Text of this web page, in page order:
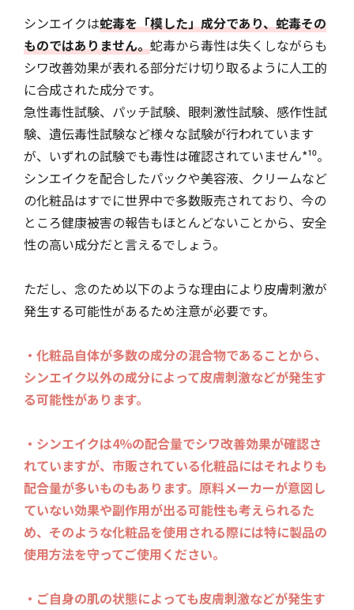
シンエイクは蛇毒を「模した」成分であり、蛇毒その
ものではありません。蛇毒から毒性は失くしながらも
シワ改善効果が表れる部分だけ切り取るように人工的
に合成された成分です。
急性毒性試験、パッチ試験、眼刺激性試験、感作性試
験、遺伝毒性試験など様々な試験が行われています
が、いずれの試験でも毒性は確認されていません*¹⁰。
シンエイクを配合したパックや美容液、クリームなど
の化粧品はすでに世界中で多数販売されており、今の
ところ健康被害の報告もほとんどないことから、安全
性の高い成分だと言えるでしょう。
ただし、念のため以下のような理由により皮膚刺激が
発生する可能性があるため注意が必要です。
・化粧品自体が多数の成分の混合物であることから、
シンエイク以外の成分によって皮膚刺激などが発生す
る可能性があります。
・シンエイクは4％の配合量でシワ改善効果が確認さ
れていますが、市販されている化粧品にはそれよりも
配合量が多いものもあります。原料メーカーが意図し
ていない効果や副作用が出る可能性も考えられるた
め、そのような化粧品を使用される際には特に製品の
使用方法を守ってご使用ください。
・ご自身の肌の状態によっても皮膚刺激などが発生す